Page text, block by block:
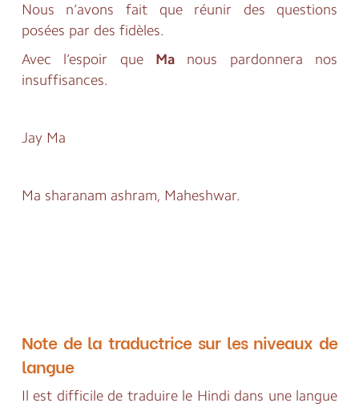
Nous n’avons fait que réunir des questions
posées par des fidèles.
Avec l’espoir que Ma nous pardonnera nos
insuffisances.
Jay Ma
Ma sharanam ashram, Maheshwar.
Note de la traductrice sur les niveaux de
langue
Il est difficile de traduire le Hindi dans une langue